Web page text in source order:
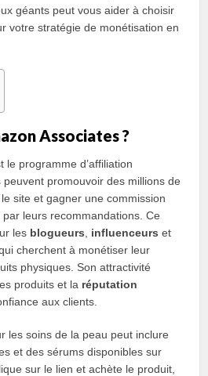
géants peut vous aider à choisir
votre stratégie de monétisation en
Associates ?
le programme d’affiliation
peuvent promouvoir des millions de
site et gagner une commission
leurs recommandations. Ce
les blogueurs influenceurs et
cherchent à monétiser leur
physiques. Son attractivité
produits et la réputation
aux clients.
les soins de la peau peut inclure
et des sérums disponibles sur
sur le lien et achète le produit,